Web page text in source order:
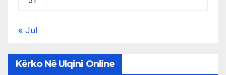
« Jul
Kërko Në Ulqini Online